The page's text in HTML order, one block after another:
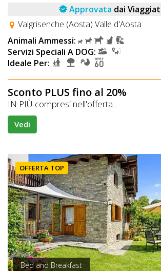
Approvata dai
Valgrisenche (Aosta) Valle d'Aosta
Animali Ammessi:
Servizi Speciali A DOG:
Ideale Per:
Sconto PLUS fino al 20%
IN PIÙ compresi nell'offerta...
Vedi
OFFERTA TOP
Bed and Breakfast